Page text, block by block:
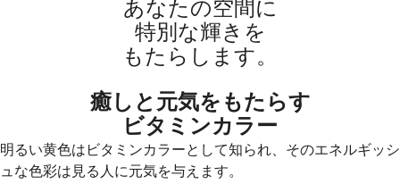
あなたの空間に
特別な輝きを
もたらします。
癒しと元気をもたらす
ビタミンカラー
明るい黄色はビタミンカラーとして知られ、そのエネルギッシ
ュな色彩は見る人に元気を与えます。